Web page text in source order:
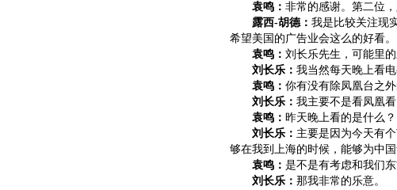
袁鸣： 非常的感谢。第二位
露西-胡德： 我是比较关注现
希望美国的广告业会这么的好看。
袁鸣： 刘长乐先生，可能里
刘长乐： 我当然每天晚上看电
袁鸣： 你有没有除凤凰台之
刘长乐： 我主要不是看凤凰
袁鸣： 昨天晚上看的是什么？
刘长乐： 主要是因为今天有
够在我到上海的时候，能够为中
袁鸣： 是不是有考虑和我们
刘长乐： 那我非常的乐意。